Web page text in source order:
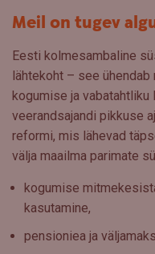
Meil on tugev
Eesti kolmesambaline
lähtekoht – see
kogumise ja vabatahtliku
veerandsajandi pikkuse
reformi, mis lähevad
välja maailma parimate
kogumise
kasutamine,
pensioniea ja